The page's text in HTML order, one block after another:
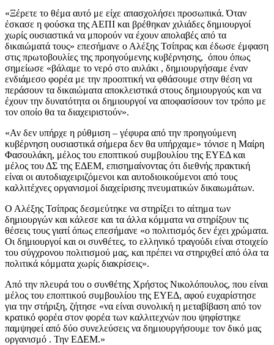
«Ξέρετε το θέμα αυτό με είχε απασχολήσει προσωπικά. Όταν
έσκασε η φούσκα της ΑΕΠΙ και βρέθηκαν χιλιάδες δημιουργοί
χωρίς ουσιαστικά να μπορούν να έχουν απολαβές από τα
δικαιώματά τους» επεσήμανε ο Αλέξης Τσίπρας και έδωσε έμφαση
στις πρωτοβουλίες της προηγούμενης κυβέρνησης, όπου όπως
σημείωσε «βάλαμε το νερό στο αυλάκι , δημιουργήσαμε έναν
ενδιάμεσο φορέα με την προοπτική να φθάσουμε στην θέση να
περάσουν τα δικαιώματα αποκλειστικά στους δημιουργούς και να
έχουν την δυνατότητα οι δημιουργοί να αποφασίσουν τον τρόπο με
τον οποίο θα τα διαχειριστούν».
«Αν δεν υπήρχε η ρύθμιση – γέφυρα από την προηγούμενη
κυβέρνηση ουσιαστικά σήμερα δεν θα υπήρχαμε» τόνισε η Μαίρη
Φασουλάκη, μέλος του εποπτικού συμβουλίου της ΕΥΕΔ και
μέλος του ΔΣ της ΕΔΕΜ, επισημαίνοντας ότι διεθνής πρακτική
είναι οι αυτοδιαχειριζόμενοι και αυτοδιοικούμενοι από τους
καλλιτέχνες οργανισμοί διαχείρισης πνευματικών δικαιωμάτων.
Ο Αλέξης Τσίπρας δεσμεύτηκε να στηρίξει το αίτημα των
δημιουργών και κάλεσε και τα άλλα κόμματα να στηρίξουν τις
θέσεις τους γιατί όπως επεσήμανε «ο πολιτισμός δεν έχει χρώματα.
Οι δημιουργοί και οι συνθέτες, το ελληνικό τραγούδι είναι στοιχείο
του σύγχρονου πολιτισμού μας, και πρέπει να στηριχθεί από όλα τα
πολιτικά κόμματα χωρίς διακρίσεις».
Από την πλευρά του ο συνθέτης Χρήστος Νικολόπουλος, που είναι
μέλος του εποπτικού συμβουλίου της ΕΥΕΔ, αφού ευχαρίστησε
για την στήριξη, ζήτησε «να είναι συνολική η μεταβίβαση από τον
κρατικό φορέα στον φορέα των καλλιτεχνών που ψηφίστηκε
παμψηφεί από δύο συνελεύσεις να δημιουργήσουμε τον δικό μας
οργανισμό . Την ΕΔΕΜ.»